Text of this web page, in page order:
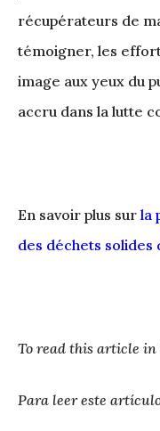
récupérateurs de
témoigner, les
image aux yeux du
accru dans la lutte
En savoir plus sur la
des déchets solides
To read this article in
Para leer este